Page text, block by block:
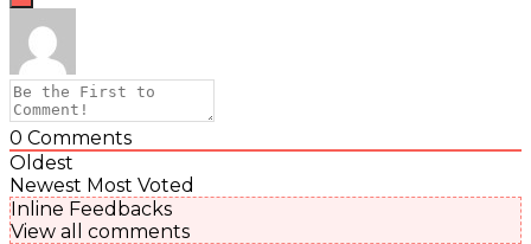
0 Comments
Oldest
Newest Most Voted
Inline Feedbacks
View all comments